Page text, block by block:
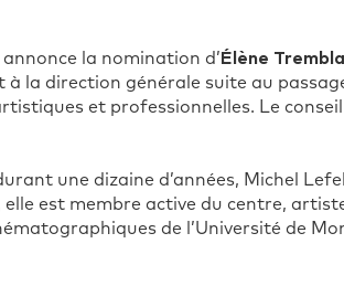
la nomination d’ Élène
à la direction générale suite au
et professionnelles. Le
une dizaine d’années, Michel
est membre active du centre,
de l’Université de